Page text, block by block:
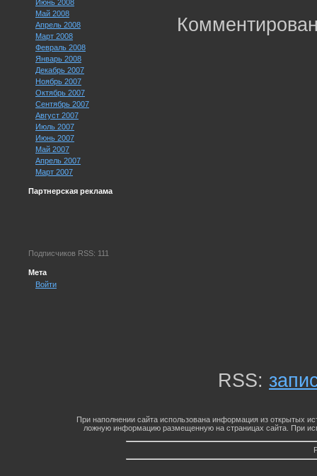
Июнь 2008
Май 2008
Апрель 2008
Март 2008
Февраль 2008
Январь 2008
Декабрь 2007
Ноябрь 2007
Октябрь 2007
Сентябрь 2007
Август 2007
Июль 2007
Июнь 2007
Май 2007
Апрель 2007
Март 2007
Партнерская реклама
Подписчиков RSS: 111
Мета
Войти
RSS:
При наполнении сайта использована информация из открытых
ложную информацию размещенную на страницах сайта. При